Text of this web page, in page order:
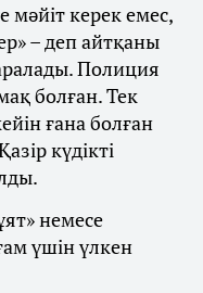
мәйіт керек емес,
– деп айтқаны
Полиция
болған. Тек
ғана болған
күдікті
немесе
үшін үлкен